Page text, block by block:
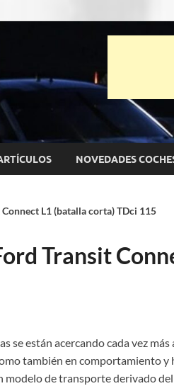
punto Net
NOVEDADES
L1 (batalla corta) TDci 115
Transit
se están acercando cada vez
también en comportamiento y
modelo de transporte derivado